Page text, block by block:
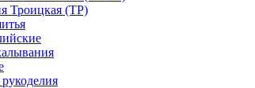
Троицкая (ТР)